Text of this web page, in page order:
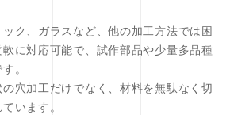
ク、ガラスなど、他の加工方法では困
に対応可能で、試作部品や少量多品種
。
穴加工だけでなく、材料を無駄なく切
います。